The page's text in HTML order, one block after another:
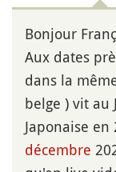
Bonjour
Aux dates
dans la
belge ) vit au
Japonaise
décembre